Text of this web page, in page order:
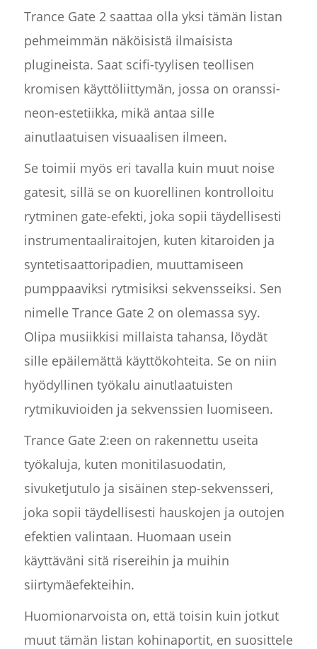
Trance Gate 2 saattaa olla yksi tämän listan
pehmeimmän näköisistä ilmaisista
plugineista. Saat scifi-tyylisen teollisen
kromisen käyttöliittymän, jossa on oranssi-
neon-estetiikka, mikä antaa sille
ainutlaatuisen visuaalisen ilmeen.
Se toimii myös eri tavalla kuin muut noise
gatesit, sillä se on kuorellinen kontrolloitu
rytminen gate-efekti, joka sopii täydellisesti
instrumentaaliraitojen, kuten kitaroiden ja
syntetisaattoripadien, muuttamiseen
pumppaaviksi rytmisiksi sekvensseiksi. Sen
nimelle Trance Gate 2 on olemassa syy.
Olipa musiikkisi millaista tahansa, löydät
sille epäilemättä käyttökohteita. Se on niin
hyödyllinen työkalu ainutlaatuisten
rytmikuvioiden ja sekvenssien luomiseen.
Trance Gate 2:een on rakennettu useita
työkaluja, kuten monitilasuodatin,
sivuketjutulo ja sisäinen step-sekvensseri,
joka sopii täydellisesti hauskojen ja outojen
efektien valintaan. Huomaan usein
käyttäväni sitä risereihin ja muihin
siirtymäefekteihin.
Huomionarvoista on, että toisin kuin jotkut
muut tämän listan kohinaportit, en suosittele